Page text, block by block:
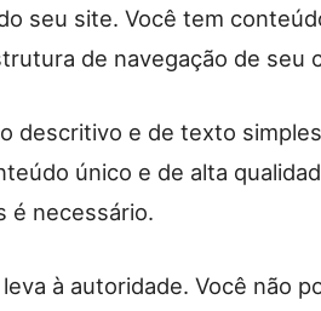
seu site. Você tem
de navegação de seu
descritivo e de texto
único e de alta
é necessário.
à autoridade. Você não